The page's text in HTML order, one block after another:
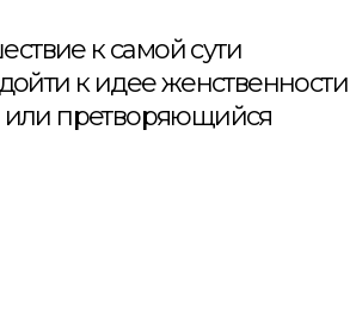
к самой сути
к идее женственности
или претворяющийся